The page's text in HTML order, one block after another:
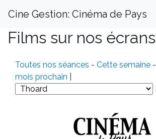
Cine Gestion: Cinéma de Pays
Films sur nos écrans
Toutes nos séances - Cette semaine -
mois prochain